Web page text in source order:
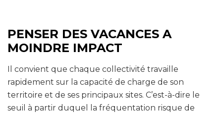
PENSER DES VACANCES A
MOINDRE IMPACT
Il convient que chaque collectivité travaille
rapidement sur la capacité de charge de son
territoire et de ses principaux sites. C’est-à-dire le
seuil à partir duquel la fréquentation risque de